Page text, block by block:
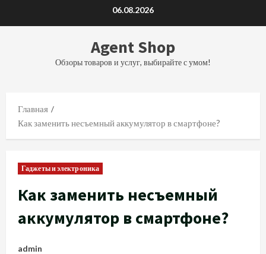
06.08.2026
Agent Shop
Обзоры товаров и услуг, выбирайте с умом!
Главная
Как заменить несъемный аккумулятор в смартфоне?
Гаджеты и электроника
Как заменить несъемный
аккумулятор в смартфоне?
admin